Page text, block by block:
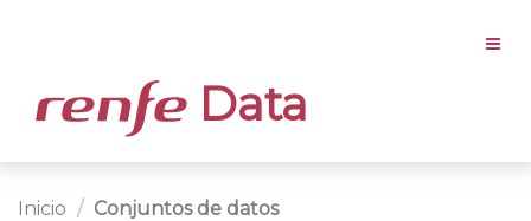
Data
Inicio Conjuntos de datos